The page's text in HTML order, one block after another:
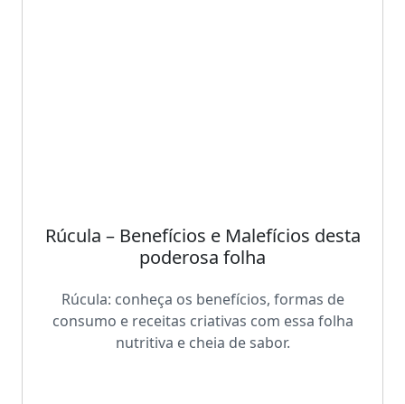
Rúcula – Benefícios e Malefícios desta
poderosa folha
Rúcula: conheça os benefícios, formas de
consumo e receitas criativas com essa folha
nutritiva e cheia de sabor.